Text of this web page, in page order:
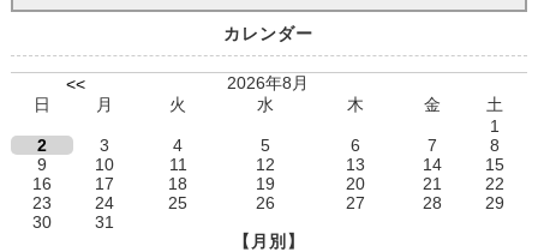
カレンダー
<<
2026年8月
日
月 火 水 木 金
土
1
2
3 4 5 6 7
8
9
10 11 12 13 14
15
16
17 18 19 20 21
22
23
24 25 26 27 28
29
30
31
【月別】